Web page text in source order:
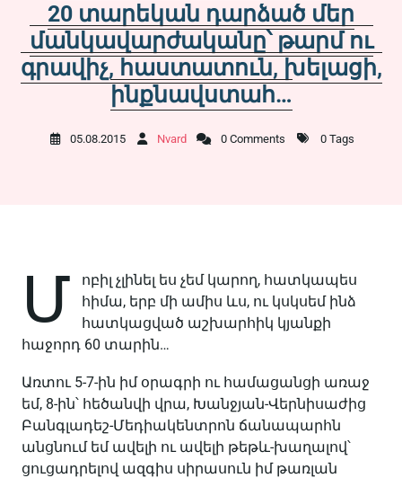
20 տարեկան դարձած մեր
մանկավարժականը՝ թարմ ու
գրավիչ, հաստատուն, խելացի,
ինքնավստահ…
05.08.2015 Nvard 0 Comments 0 Tags
Մ
ոբիլ չլինել ես չեմ կարող, հատկապես
հիմա, երբ մի ամիս ևս, ու կսկսեմ ինձ
հատկացված աշխարհիկ կյանքի
հաջորդ 60 տարին…
Առտու 5-7-ին իմ օրագրի ու համացանցի առաջ
եմ, 8-ին՝ հեծանվի վրա, Խանջյան-Վերնիսաժից
Բանգլադեշ-Մեդիակենտրոն ճանապարհն
անցնում եմ ավելի ու ավելի թեթև-խաղալով՝
ցուցադրելով ազգիս սիրասուն իմ թառլան